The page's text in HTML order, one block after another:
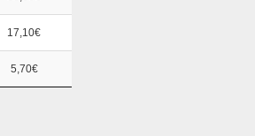
17,10€
5,70€